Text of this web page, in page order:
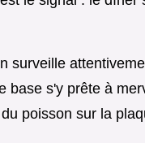
surveille
base s'y prête à
poisson sur la